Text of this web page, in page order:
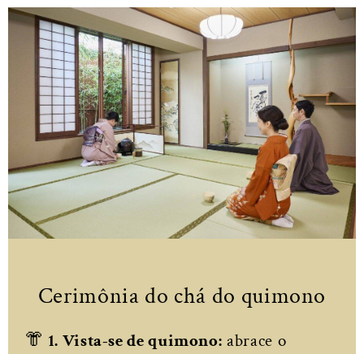
Cerimônia do chá do quimono
👘 1. Vista-se de quimono: abrace o